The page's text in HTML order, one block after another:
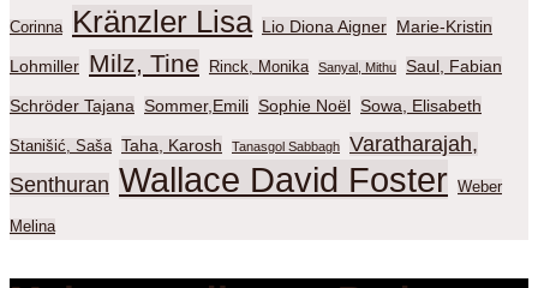
Corinna Kränzler Lisa Lio Diona Aigner Marie-Kristin
Lohmiller Milz, Tine Rinck, Monika Sanyal, Mithu Saul, Fabian
Schröder Tajana Sommer,Emili Sophie Noël Sowa, Elisabeth
Stanišić, Saša Taha, Karosh Tanasgol Sabbagh
Varatharajah,
Senthuran Wallace David Foster Weber
Melina